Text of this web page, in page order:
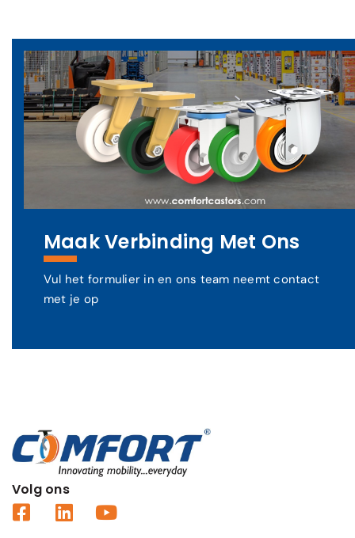
Maak Verbinding Met Ons
Vul het formulier in en ons team neemt contact
met je op
Volg ons